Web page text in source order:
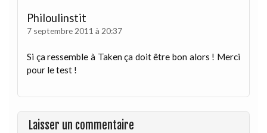
Philoulinstit
7 septembre 2011 à 20:37
Si ça ressemble à Taken ça doit être bon alors ! Merci
pour le test !
Laisser un commentaire